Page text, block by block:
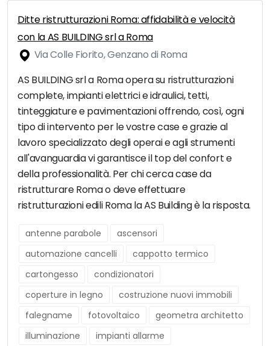
Ditte ristrutturazioni Roma: affidabilità e velocità
con la AS BUILDING srl a Roma
Via Colle Fiorito, Genzano di Roma
AS BUILDING srl a Roma opera su ristrutturazioni
complete, impianti elettrici e idraulici, tetti,
tinteggiature e pavimentazioni offrendo, così, ogni
tipo di intervento per le vostre case e grazie al
lavoro specializzato degli operai e agli strumenti
all'avanguardia vi garantisce il top del confort e
della professionalità. Per chi cerca case da
ristrutturare Roma o deve effettuare
ristrutturazioni edili Roma la AS Building è la risposta.
antenne parabole
ascensori
automazione cancelli
cappotto termico
cartongesso
condizionatori
coperture in legno
costruzione nuovi immobili
falegname
fotovoltaico
geometra architetto
illuminazione
impianti allarme